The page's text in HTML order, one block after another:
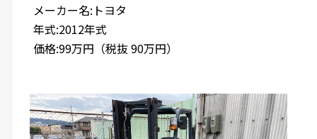
メーカー名:トヨタ
年式:2012年式
価格:99万円（税抜 90万円）